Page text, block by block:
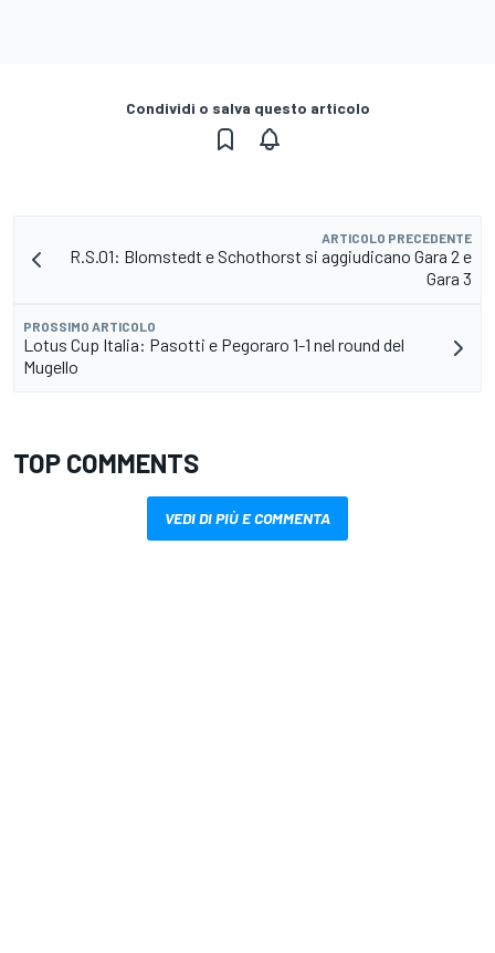
Condividi o salva questo articolo
ARTICOLO PRECEDENTE
R.S.01: Blomstedt e Schothorst si aggiudicano Gara 2 e
Gara 3
PROSSIMO ARTICOLO
Lotus Cup Italia: Pasotti e Pegoraro 1-1 nel round del
Mugello
TOP COMMENTS
VEDI DI PIÙ E COMMENTA